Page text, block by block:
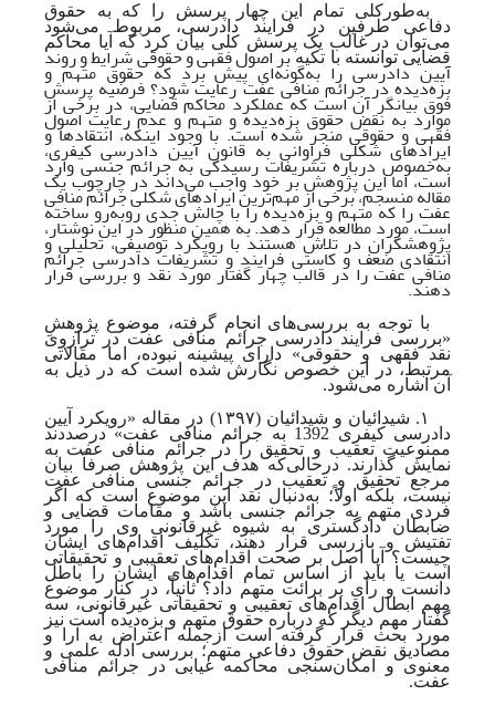
به‌طورکلی تمام این چهار پرسش را که به حقوق
دفاعی طرفین در فرایند دادرسی، مربوط می‌شود
می‌توان در غالب یک پرسش کلی بیان کرد که آیا محاکم
قضایی توانسته با تکیه بر اصول فقهی و حقوقی شرایط و روند
آیین دادرسی را به‌گونه‌ای پیش برد که حقوق متهم و
بزه‌دیده در جرائم منافی عفت رعایت شود؟ فرضیه پرسش
فوق بیانگر آن است که عملکرد محاکم قضایی، در برخی از
موارد به نقض حقوق بزه‌دیده و متهم و عدم رعایت اصول
فقهی و حقوقی منجر شده‌ است. با وجود اینکه، انتقادها و
ایرادهای شکلی فراوانی به قانون آیین دادرسی کیفری،
به‌خصوص درباره تشریفات رسیدگی به جرائم جنسی وارد
است، اما این پژوهش بر خود واجب می‌داند در چارچوب یک
مقاله منسجم، برخی از مهم‌ترین ایرادهای شکلی جرائم منافی
عفت را که متهم و بزه‌دیده را با چالش جدی روبه‌رو ساخته‌
است، مورد مطالعه قرار دهد. به همین منظور در این نوشتار،
پژوهشگران در تلاش هستند با رویکرد توصیفی، تحلیلی و
انتقادی ضعف و کاستی فرایند و تشریفات دادرسی جرائم
منافی عفت را در قالب چهار گفتار مورد نقد و بررسی قرار
دهند.
با توجه ‌به بررسی‌های انجام ‌گرفته، موضوع پژوهشِ
«بررسی فرایند دادرسی جرائم منافی عفت در ترازوی
نقد فقهی و حقوقی» دارای پیشینه نبوده، اما مقالاتی
مرتبط، در این خصوص نگارش شده‌ است که در ذیل به
آن اشاره می‌شود.
۱. شیدائیان و شیدائیان (۱۳۹۷) در مقاله «رویکرد آیین
دادرسی کیفری 1392 به جرائم منافی عفت» درصددند
ممنوعیت تعقیب و تحقیق را در جرائم منافی عفت به
نمایش گذارند. درحالی‌که هدف این پژوهش صرفاً بیان
مرجع تحقیق و تعقیب در جرائم جنسی منافی عفت
نیست، بلکه اولاً؛ بهدنبال نقد این موضوع است که اگر
فردی متهم به جرائم جنسی باشد و مقامات قضایی و
ضابطان دادگستری به شیوه غیرقانونی وی را مورد
تفتیش و بازرسی قرار دهند، تکلیف اقدام‌های ایشان
چیست؟ آیا اصل بر صحت اقدام‌های تعقیبی و تحقیقاتی
است یا باید از اساس تمام اقدام‌های ایشان را باطل
دانست و رأی بر برائت متهم داد؟ ثانیاً، در کنار موضوع
مهم ابطال اقدام‌های تعقیبی و تحقیقاتی غیرقانونی، سه
گفتار مهم دیگر که درباره حقوق متهم و بزه‌دیده است نیز
مورد بحث قرار گرفته است ازجمله اعتراض به آرا و
مصادیق نقض حقوق دفاعی متهم؛ بررسی ادله علمی و
معنوی و امکان‌سنجی محاکمه غیابی در جرائم منافی
عفت.